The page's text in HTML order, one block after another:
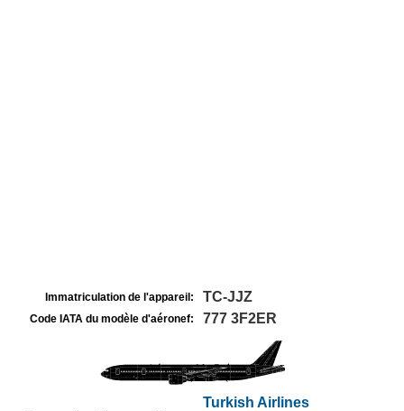
Immatriculation de l'appareil: TC-JJZ
Code IATA du modèle d'aéronef: 777 3F2ER
Turkish Airlines